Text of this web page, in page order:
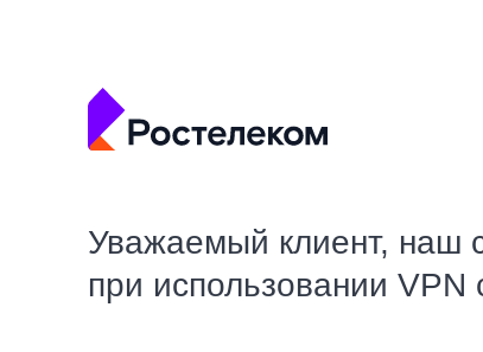
Уважаемый клиент, наш
при использовании VPN